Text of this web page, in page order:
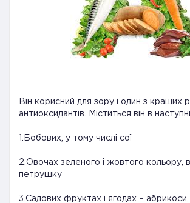
Він корисний для зору і один з кращих
антиоксидантів. Міститься він в
1.Бобових, у тому числі сої
2.Овочах зеленого і жовтого кольору,
петрушку
3.Садових фруктах і ягодах – абрикоси,